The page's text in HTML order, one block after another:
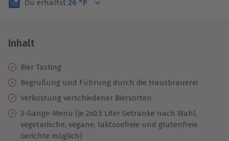
Volle Flexibilität
3 Jahre gültig & verlängerbar.
Du erhältst 26 °P
Inhalt
Bier Tasting
Begrüßung und Führung durch die Hausbrauerei
Verkostung verschiedener Biersorten
3-Gänge-Menü (je 2x0,5 Liter Getränke nach Wahl,
vegetarische, vegane, laktosefreie und glutenfreie
Gerichte möglich)